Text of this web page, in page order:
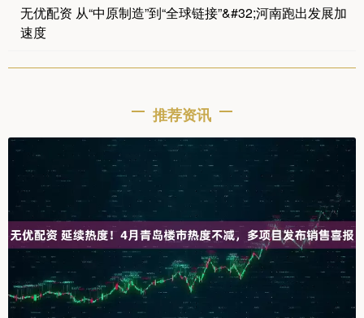
无优配资 从“中原制造”到“全球链接”&#32;河南跑出发展加
速度
推荐资讯